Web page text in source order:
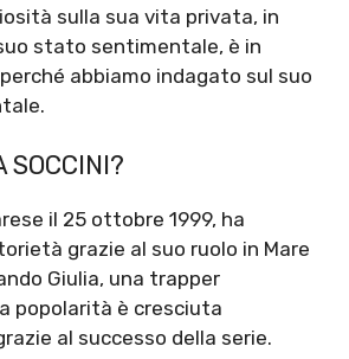
sulla sua vita privata, in
stato sentimentale, è in
abbiamo indagato sul suo
SOCCINI?
il 25 ottobre 1999, ha
grazie al suo ruolo in Mare
Giulia, una trapper
popolarità è cresciuta
al successo della serie.